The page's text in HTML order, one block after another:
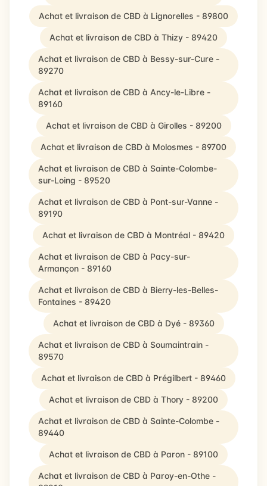
Achat et livraison de CBD à Lignorelles - 89800
Achat et livraison de CBD à Thizy - 89420
Achat et livraison de CBD à Bessy-sur-Cure -
89270
Achat et livraison de CBD à Ancy-le-Libre -
89160
Achat et livraison de CBD à Girolles - 89200
Achat et livraison de CBD à Molosmes - 89700
Achat et livraison de CBD à Sainte-Colombe-
sur-Loing - 89520
Achat et livraison de CBD à Pont-sur-Vanne -
89190
Achat et livraison de CBD à Montréal - 89420
Achat et livraison de CBD à Pacy-sur-
Armançon - 89160
Achat et livraison de CBD à Bierry-les-Belles-
Fontaines - 89420
Achat et livraison de CBD à Dyé - 89360
Achat et livraison de CBD à Soumaintrain -
89570
Achat et livraison de CBD à Prégilbert - 89460
Achat et livraison de CBD à Thory - 89200
Achat et livraison de CBD à Sainte-Colombe -
89440
Achat et livraison de CBD à Paron - 89100
Achat et livraison de CBD à Paroy-en-Othe -